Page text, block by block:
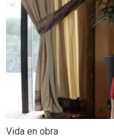
Vida en obra